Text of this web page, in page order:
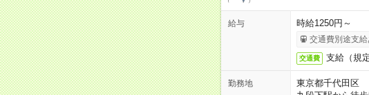
給与 時給1250円～
交通費別途支給
交通費 支給（規
勤務地
東京都千代田区